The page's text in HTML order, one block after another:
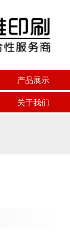
产品展示
关于我们